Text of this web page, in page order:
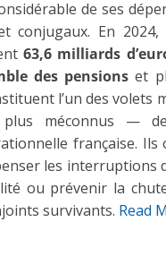
de ses
conjugaux. En 2024,
63,6 milliards
des pensions et
l’un des volets
méconnus —
française. Ils
les interruptions
ou prévenir la
survivants. Read